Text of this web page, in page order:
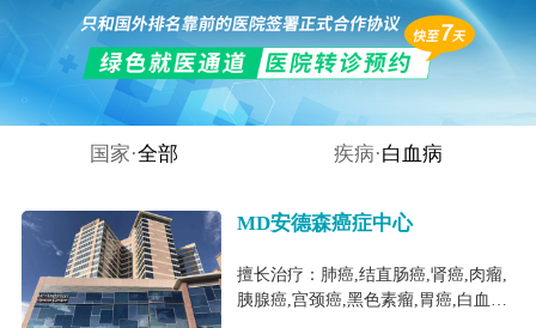
国家·全部 疾病·白血病
MD安德森癌症中心
擅长治疗：肺癌,结直肠癌,肾癌,肉瘤,
胰腺癌,宫颈癌,黑色素瘤,胃癌,白血病,